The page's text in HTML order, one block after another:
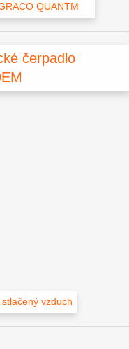
QUANTM
čerpadlo
vzduch